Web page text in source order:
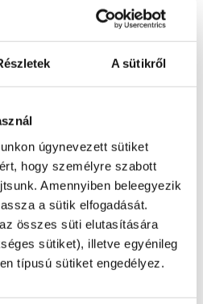
A sütikről
úgynevezett sütiket
hogy személyre szabott
Amennyiben beleegyezik
a sütik elfogadását.
összes süti elutasítására
sütiket), illetve egyénileg
típusú sütiket engedélyez.
versengő nővér bekerül egy
húz belőle, a másik pedig nem éri
című, fiatal és sikeres vállalkozónők
producerei fordulatos, intrikákban,
gazdag negyedik évadra
illetve a kamerák előtti és mögötti
nézettségi listák élére, és tették